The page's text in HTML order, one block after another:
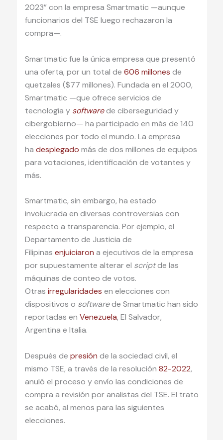
2023” con la empresa Smartmatic —aunque
funcionarios del TSE luego rechazaron la
compra—.
Smartmatic fue la única empresa que presentó
una oferta, por un total de 606 millones de
quetzales ($77 millones). Fundada en el 2000,
Smartmatic —que ofrece servicios de
tecnología y softwarede ciberseguridad y
cibergobierno— ha participado en más de 140
elecciones por todo el mundo. La empresa
ha desplegado más de dos millones de equipos
para votaciones, identificación de votantes y
más.
Smartmatic, sin embargo, ha estado
involucrada en diversas controversias con
respecto a transparencia. Por ejemplo, el
Departamento de Justicia de
Filipinas enjuiciaron a ejecutivos de la empresa
por supuestamente alterar el scriptde las
máquinas de conteo de votos.
Otras irregularidades en elecciones con
dispositivos o softwarede Smartmatic han sido
reportadas en Venezuela, El Salvador,
Argentina e Italia.
Después de presión de la sociedad civil, el
mismo TSE, a través de la resolución 82-2022,
anuló el proceso y envío las condiciones de
compra a revisión por analistas del TSE. El trato
se acabó, al menos para las siguientes
elecciones.